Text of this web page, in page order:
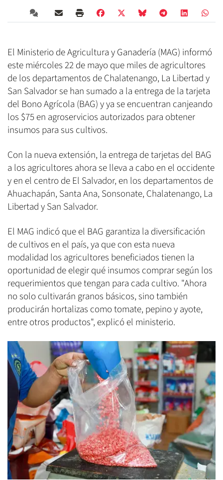
El Ministerio de Agricultura y Ganadería (MAG) informó
este miércoles 22 de mayo que miles de agricultores
de los departamentos de Chalatenango, La Libertad y
San Salvador se han sumado a la entrega de la tarjeta
del Bono Agrícola (BAG) y ya se encuentran canjeando
los $75 en agroservicios autorizados para obtener
insumos para sus cultivos.
Con la nueva extensión, la entrega de tarjetas del BAG
a los agricultores ahora se lleva a cabo en el occidente
y en el centro de El Salvador, en los departamentos de
Ahuachapán, Santa Ana, Sonsonate, Chalatenango, La
Libertad y San Salvador.
El MAG indicó que el BAG garantiza la diversificación
de cultivos en el país, ya que con esta nueva
modalidad los agricultores beneficiados tienen la
oportunidad de elegir qué insumos comprar según los
requerimientos que tengan para cada cultivo. "Ahora
no solo cultivarán granos básicos, sino también
producirán hortalizas como tomate, pepino y ayote,
entre otros productos", explicó el ministerio.